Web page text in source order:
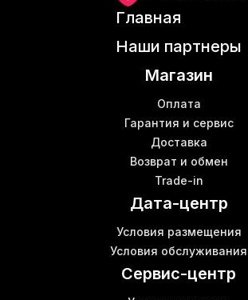
Mining antminer s9
Asic майнер bitmain antminer s19 pro
Bitmain antminer t19
Сетевое оборудование коммутаторы
Главная
Наши партнеры
Магазин
Оплата
Гарантия и сервис
Доставка
Возврат и обмен
Trade-in
Дата-центр
Условия размещения
Условия обслуживания
Сервис-центр